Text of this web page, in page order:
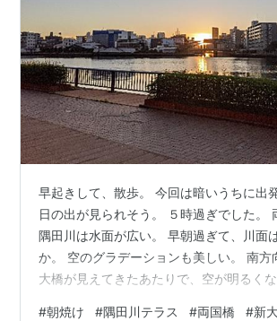
早起きして、散歩。 今回は暗いうちに出
日の出が見られそう。 ５時過ぎでした。
隅田川は水面が広い。 早朝過ぎて、川面
か。 空のグラデーションも美しい。 南方
大橋が見えてきたあたりで、空が明るく
#朝焼け #隅田川テラス #両国橋 #新